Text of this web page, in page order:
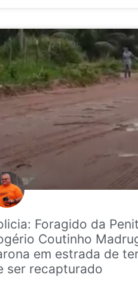
Foragido da
Coutinho
em estrada de
ser recapturado